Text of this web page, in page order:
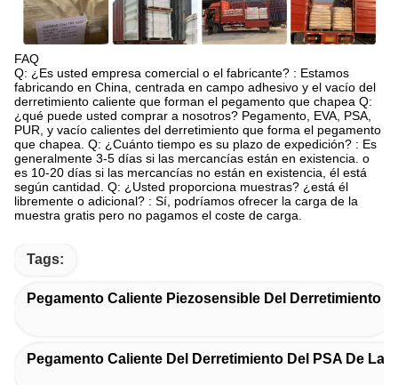
FAQ
Q: ¿Es usted empresa comercial o el fabricante? : Estamos
fabricando en China, centrada en campo adhesivo y el vacío del
derretimiento caliente que forman el pegamento que chapea Q:
¿qué puede usted comprar a nosotros? Pegamento, EVA, PSA,
PUR, y vacío calientes del derretimiento que forma el pegamento
que chapea. Q: ¿Cuánto tiempo es su plazo de expedición? : Es
generalmente 3-5 días si las mercancías están en existencia. o
es 10-20 días si las mercancías no están en existencia, él está
según cantidad. Q: ¿Usted proporciona muestras? ¿está él
libremente o adicional? : Sí, podríamos ofrecer la carga de la
muestra gratis pero no pagamos el coste de carga.
Tags:
Pegamento Caliente Piezosensible Del Derretimiento
Pegamento Caliente Del Derretimiento Del PSA De La